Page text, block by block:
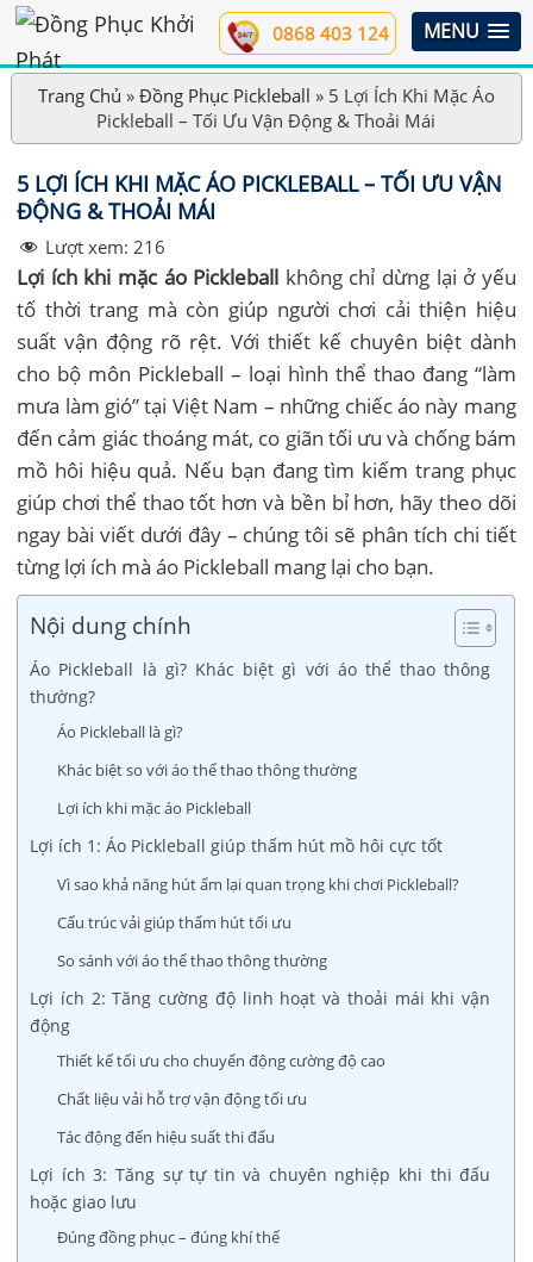
MENU
0868 403 124
Trang Chủ » Đồng Phục Pickleball » 5 Lợi Ích Khi Mặc Áo
Pickleball – Tối Ưu Vận Động & Thoải Mái
5 LỢI ÍCH KHI MẶC ÁO PICKLEBALL – TỐI ƯU VẬN
ĐỘNG & THOẢI MÁI
Lượt xem: 216
Lợi ích khi mặc áo Pickleball không chỉ dừng lại ở yếu
tố thời trang mà còn giúp người chơi cải thiện hiệu
suất vận động rõ rệt. Với thiết kế chuyên biệt dành
cho bộ môn Pickleball – loại hình thể thao đang “làm
mưa làm gió” tại Việt Nam – những chiếc áo này mang
đến cảm giác thoáng mát, co giãn tối ưu và chống bám
mồ hôi hiệu quả. Nếu bạn đang tìm kiếm trang phục
giúp chơi thể thao tốt hơn và bền bỉ hơn, hãy theo dõi
ngay bài viết dưới đây – chúng tôi sẽ phân tích chi tiết
từng lợi ích mà áo Pickleball mang lại cho bạn.
Nội dung chính
Áo Pickleball là gì? Khác biệt gì với áo thể thao thông
thường?
Áo Pickleball là gì?
Khác biệt so với áo thể thao thông thường
Lợi ích khi mặc áo Pickleball
Lợi ích 1: Áo Pickleball giúp thấm hút mồ hôi cực tốt
Vì sao khả năng hút ẩm lại quan trọng khi chơi Pickleball?
Cấu trúc vải giúp thấm hút tối ưu
So sánh với áo thể thao thông thường
Lợi ích 2: Tăng cường độ linh hoạt và thoải mái khi vận
động
Thiết kế tối ưu cho chuyển động cường độ cao
Chất liệu vải hỗ trợ vận động tối ưu
Tác động đến hiệu suất thi đấu
Lợi ích 3: Tăng sự tự tin và chuyên nghiệp khi thi đấu
hoặc giao lưu
Đúng đồng phục – đúng khí thế